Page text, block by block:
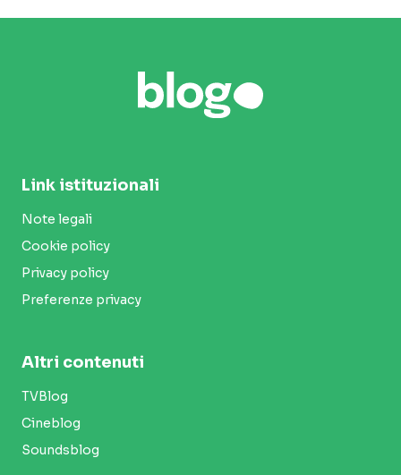
Link istituzionali
Note legali
Cookie policy
Privacy policy
Preferenze privacy
Altri contenuti
TVBlog
Cineblog
Soundsblog